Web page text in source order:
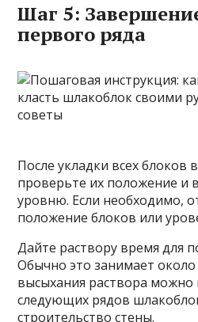
Шаг 5:
первого ряда
После укладки всех блоков
проверьте их положение и
уровню. Если необходимо,
положение блоков или
Дайте раствору время для
Обычно это занимает около
высыхания раствора можно
следующих рядов
строительство стены.